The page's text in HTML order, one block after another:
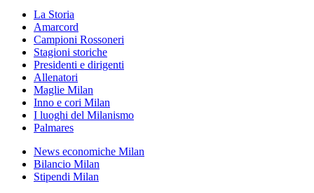
La Storia
Amarcord
Campioni Rossoneri
Stagioni storiche
Presidenti e dirigenti
Allenatori
Maglie Milan
Inno e cori Milan
I luoghi del Milanismo
Palmares
News economiche Milan
Bilancio Milan
Stipendi Milan